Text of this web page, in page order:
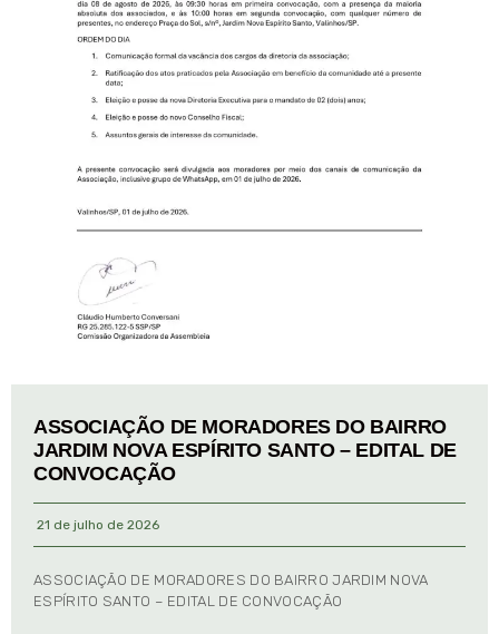
ASSOCIAÇÃO DE MORADORES DO BAIRRO
JARDIM NOVA ESPÍRITO SANTO – EDITAL DE
CONVOCAÇÃO
21 de julho de 2026
ASSOCIAÇÃO DE MORADORES DO BAIRRO JARDIM NOVA
ESPÍRITO SANTO – EDITAL DE CONVOCAÇÃO